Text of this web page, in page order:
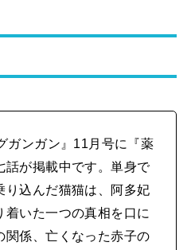
ガンガン』11月号に『薬
話が掲載中です。単身で
り込んだ猫猫は、阿多妃
いた一つの真相を口に
関係、亡くなった赤子の